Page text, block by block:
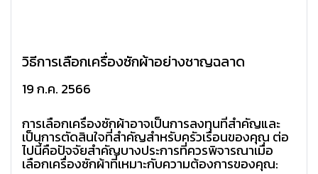
วิธีการเลือกเครื่องซักผ้าอย่างชาญฉลาด
19 ก.ค. 2566
การเลือกเครื่องซักผ้าอาจเป็นการลงทุนที่สำคัญและ
เป็นการตัดสินใจที่สำคัญสำหรับครัวเรือนของคุณ ต่อ
ไปนี้คือปัจจัยสำคัญบางประการที่ควรพิจารณาเมื่อ
เลือกเครื่องซักผ้าที่เหมาะกับความต้องการของคุณ: